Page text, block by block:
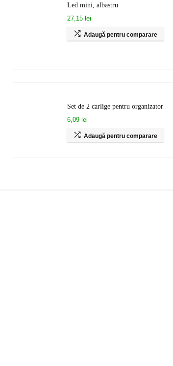
Led mini, albastru
27,15 lei
Adaugă pentru comparare
Set de 2 carlige pentru organizator
6,09 lei
Adaugă pentru comparare